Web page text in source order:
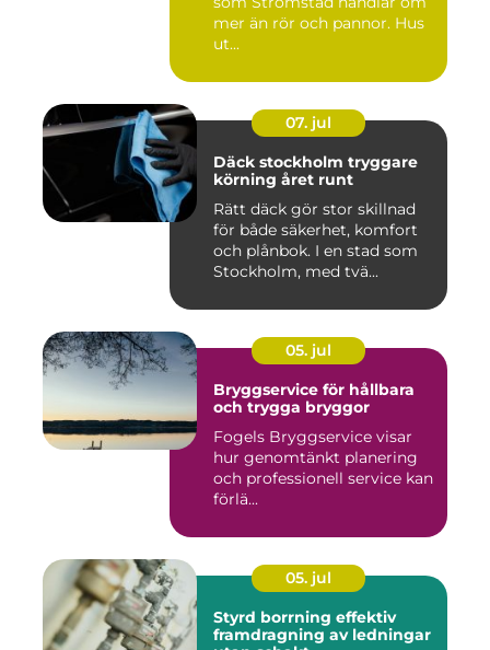
mer än rör och pannor. Hus
ut...
07. jul
Däck stockholm tryggare
körning året runt
Rätt däck gör stor skillnad
för både säkerhet, komfort
och plånbok. I en stad som
Stockholm, med tvä...
05. jul
Bryggservice för hållbara
och trygga bryggor
Fogels Bryggservice visar
hur genomtänkt planering
och professionell service kan
förlä...
05. jul
Styrd borrning effektiv
framdragning av ledningar